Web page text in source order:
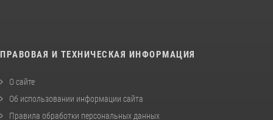
ПРАВОВАЯ И ТЕХНИЧЕСКАЯ ИНФОРМАЦИЯ
О сайте
Об использовании информации сайта
Правила обработки персональных данных